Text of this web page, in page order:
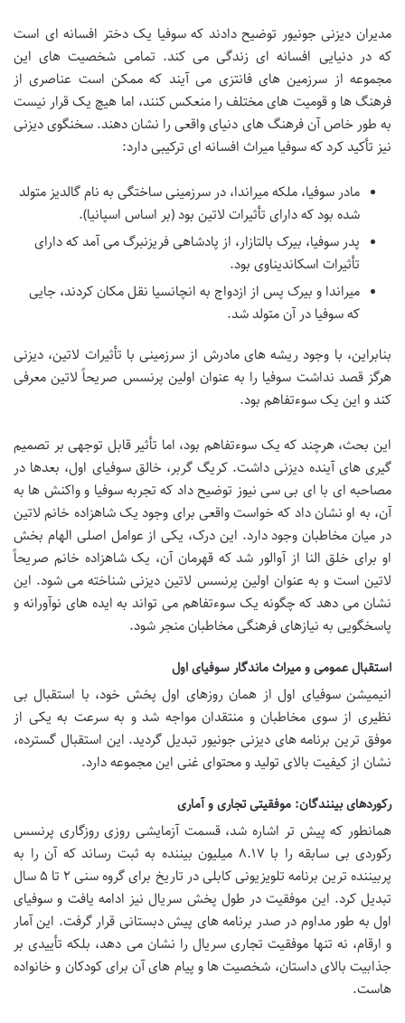
مدیران دیزنی جونیور توضیح دادند که سوفیا یک دختر افسانه ای است
که در دنیایی افسانه ای زندگی می کند. تمامی شخصیت های این
مجموعه از سرزمین های فانتزی می آیند که ممکن است عناصری از
فرهنگ ها و قومیت های مختلف را منعکس کنند، اما هیچ یک قرار نیست
به طور خاص آن فرهنگ های دنیای واقعی را نشان دهند. سخنگوی دیزنی
نیز تأکید کرد که سوفیا میراث افسانه ای ترکیبی دارد:
مادر سوفیا، ملکه میراندا، در سرزمینی ساختگی به نام گالدیز متولد
شده بود که دارای تأثیرات لاتین بود (بر اساس اسپانیا).
پدر سوفیا، بیرک بالتازار، از پادشاهی فریزنبرگ می آمد که دارای
تأثیرات اسکاندیناوی بود.
میراندا و بیرک پس از ازدواج به انچانسیا نقل مکان کردند، جایی
که سوفیا در آن متولد شد.
بنابراین، با وجود ریشه های مادرش از سرزمینی با تأثیرات لاتین، دیزنی
هرگز قصد نداشت سوفیا را به عنوان اولین پرنسس صریحاً لاتین معرفی
کند و این یک سوءتفاهم بود.
این بحث، هرچند که یک سوءتفاهم بود، اما تأثیر قابل توجهی بر تصمیم
گیری های آینده دیزنی داشت. کریگ گربر، خالق سوفیای اول، بعدها در
مصاحبه ای با ای بی سی نیوز توضیح داد که تجربه سوفیا و واکنش ها به
آن، به او نشان داد که خواست واقعی برای وجود یک شاهزاده خانم لاتین
در میان مخاطبان وجود دارد. این درک، یکی از عوامل اصلی الهام بخش
او برای خلق النا از آوالور شد که قهرمان آن، یک شاهزاده خانم صریحاً
لاتین است و به عنوان اولین پرنسس لاتین دیزنی شناخته می شود. این
نشان می دهد که چگونه یک سوءتفاهم می تواند به ایده های نوآورانه و
پاسخگویی به نیازهای فرهنگی مخاطبان منجر شود.
استقبال عمومی و میراث ماندگار سوفیای اول
انیمیشن سوفیای اول از همان روزهای اول پخش خود، با استقبال بی
نظیری از سوی مخاطبان و منتقدان مواجه شد و به سرعت به یکی از
موفق ترین برنامه های دیزنی جونیور تبدیل گردید. این استقبال گسترده،
نشان از کیفیت بالای تولید و محتوای غنی این مجموعه دارد.
رکوردهای بینندگان: موفقیتی تجاری و آماری
همانطور که پیش تر اشاره شد، قسمت آزمایشی روزی روزگاری پرنسس
رکوردی بی سابقه را با ۸.۱۷ میلیون بیننده به ثبت رساند که آن را به
پربیننده ترین برنامه تلویزیونی کابلی در تاریخ برای گروه سنی ۲ تا ۵ سال
تبدیل کرد. این موفقیت در طول پخش سریال نیز ادامه یافت و سوفیای
اول به طور مداوم در صدر برنامه های پیش دبستانی قرار گرفت. این آمار
و ارقام، نه تنها موفقیت تجاری سریال را نشان می دهد، بلکه تأییدی بر
جذابیت بالای داستان، شخصیت ها و پیام های آن برای کودکان و خانواده
هاست.